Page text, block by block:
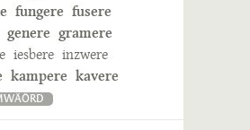
fungere fusere
genere gramere
iesbere inzwere
kampere kavere